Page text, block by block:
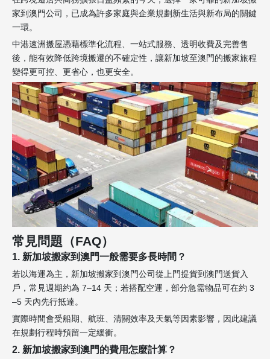
家到澳門公司，已成為許多家庭與企業規劃新生活與新布局的關鍵
一環。
中港速洲搬屋憑藉標準化流程、一站式服務、透明收費及完善售
後，能有效降低跨境搬遷的不確定性，讓新加坡至澳門的搬家旅程
變得更可控、更省心，也更安全。
常見問題（FAQ）
1. 新加坡搬家到澳門一般需要多長時間？
若以海運為主，新加坡搬家到澳門公司從上門提貨到澳門送貨入
戶，常見週期約為 7–14 天；若搭配空運，部分急需物品可在約 3
–5 天內先行抵達。
實際時間會受船期、航班、清關效率及天氣等因素影響，因此建議
在規劃行程時預留一定緩衝。
2. 新加坡搬家到澳門的費用怎麼計算？